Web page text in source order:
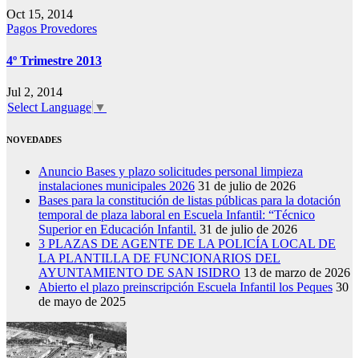
Oct 15, 2014
Pagos Provedores
4º Trimestre 2013
Jul 2, 2014
Select Language ▼
NOVEDADES
Anuncio Bases y plazo solicitudes personal limpieza
instalaciones municipales 2026 31 de julio de 2026
Bases para la constitución de listas públicas para la dotación
temporal de plaza laboral en Escuela Infantil: “Técnico
Superior en Educación Infantil. 31 de julio de 2026
3 PLAZAS DE AGENTE DE LA POLICÍA LOCAL DE
LA PLANTILLA DE FUNCIONARIOS DEL
AYUNTAMIENTO DE SAN ISIDRO 13 de marzo de 2026
Abierto el plazo preinscripción Escuela Infantil los Peques 30
de mayo de 2025